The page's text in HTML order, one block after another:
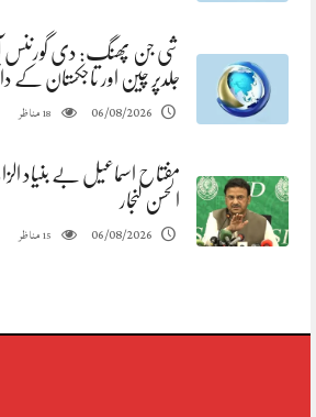
شی جن پھنگ: دی گورننس آف
جلدپر چین اور تاجکستان کے
06/08/2026
18مناظر
مفتاح اسماعیل بے بنیاد
الحسن لنجار
06/08/2026
15مناظر